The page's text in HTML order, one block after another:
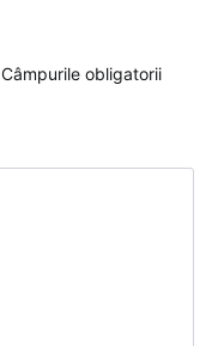
Câmpurile obligatorii